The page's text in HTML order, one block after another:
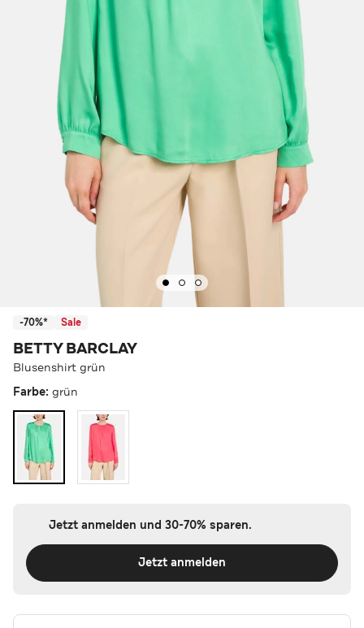
-70%* Sale
BETTY BARCLAY
Blusenshirt grün
Farbe: grün
Jetzt anmelden und 30-70% sparen.
Jetzt anmelden